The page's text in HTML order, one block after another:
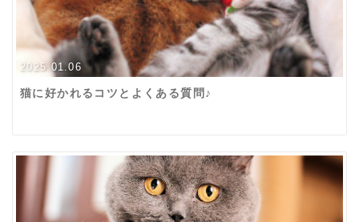
2025.01.06
猫に好かれるコツとよくある質問♪